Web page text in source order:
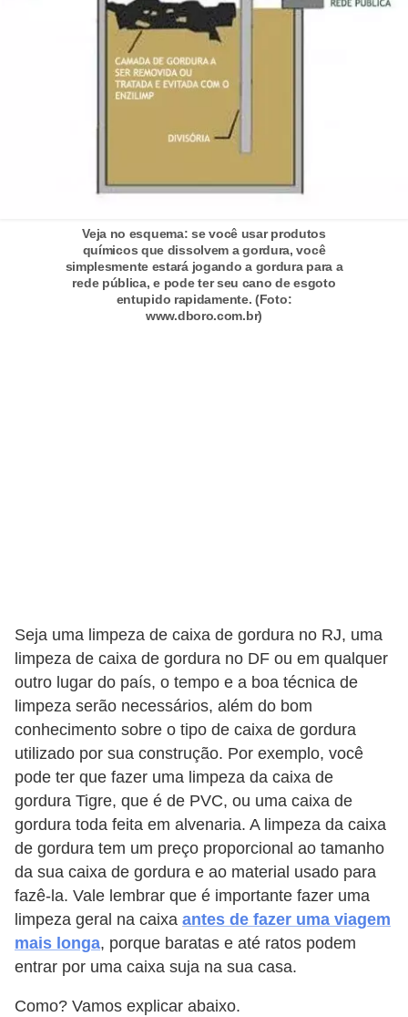
Veja no esquema: se você usar produtos
químicos que dissolvem a gordura, você
simplesmente estará jogando a gordura para a
rede pública, e pode ter seu cano de esgoto
entupido rapidamente. (Foto:
www.dboro.com.br)
Seja uma limpeza de caixa de gordura no RJ, uma
limpeza de caixa de gordura no DF ou em qualquer
outro lugar do país, o tempo e a boa técnica de
limpeza serão necessários, além do bom
conhecimento sobre o tipo de caixa de gordura
utilizado por sua construção. Por exemplo, você
pode ter que fazer uma limpeza da caixa de
gordura Tigre, que é de PVC, ou uma caixa de
gordura toda feita em alvenaria. A limpeza da caixa
de gordura tem um preço proporcional ao tamanho
da sua caixa de gordura e ao material usado para
fazê-la. Vale lembrar que é importante fazer uma
limpeza geral na caixa antes de fazer uma viagem
mais longa, porque baratas e até ratos podem
entrar por uma caixa suja na sua casa.
Como? Vamos explicar abaixo.